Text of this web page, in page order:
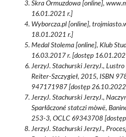
Skra Ormuzdowa [online],
16.01.2021 r.]
Wyborcza.pl [online],
18.01.2021 r.]
Medal Stolema [online], Klub
16.03.2017 r. [dostęp
JerzyJ. Stachurski JerzyJ.,
Reiter-Szczygieł, 2015, ISBN
947171987 [dostęp
JerzyJ. Stachurski JerzyJ.,
Sparłãczoné statczi mòwë,
253-3, OCLC 69343708
JerzyJ. Stachurski JerzyJ.,